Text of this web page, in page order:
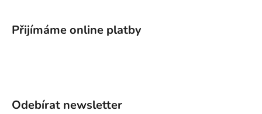
Přijímáme online platby
Odebírat newsletter